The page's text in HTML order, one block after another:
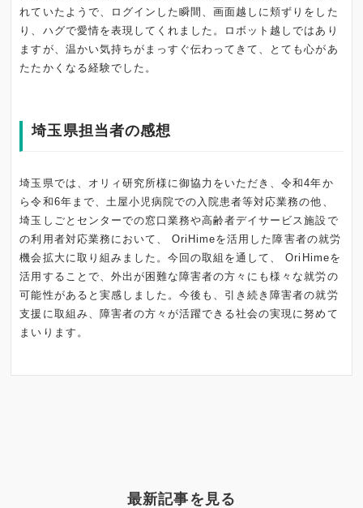
れていたようで、ログインした瞬間、画面越しに頬ずりをした
り、ハグで愛情を表現してくれました。ロボット越しではあり
ますが、温かい気持ちがまっすぐ伝わってきて、とても心があ
たたかくなる経験でした。
埼玉県担当者の感想
埼玉県では、オリィ研究所様に御協力をいただき、令和4年か
ら令和6年まで、土屋小児病院での入院患者等対応業務の他、
埼玉しごとセンターでの窓口業務や高齢者デイサービス施設で
の利用者対応業務において、 OriHimeを活用した障害者の就労
機会拡大に取り組みました。今回の取組を通して、 OriHimeを
活用することで、外出が困難な障害者の方々にも様々な就労の
可能性があると実感しました。今後も、引き続き障害者の就労
支援に取組み、障害者の方々が活躍できる社会の実現に努めて
まいります。
最新記事を見る